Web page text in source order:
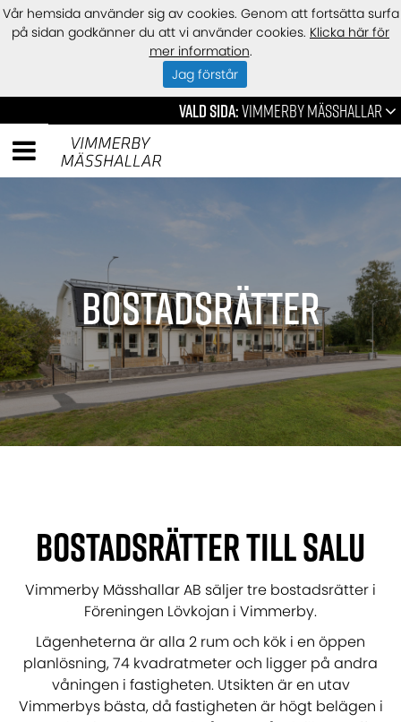
Vald sida:Vimmerby mässhallar
Bostadsrätter
Bostadsrätter till salu
Vimmerby Mässhallar AB säljer tre bostadsrätter i
Föreningen Lövkojan i Vimmerby.
Lägenheterna är alla 2 rum och kök i en öppen
planlösning, 74 kvadratmeter och ligger på andra
våningen i fastigheten. Utsikten är en utav
Vimmerbys bästa, då fastigheten är högt belägen i
Vår hemsida använder sig av cookies. Genom att fortsätta surfa
på sidan godkänner du att vi använder cookies. Klicka här för
mer information.
Jag förstår